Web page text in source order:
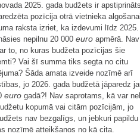
2025. gada budžets ir
pozīcija otrā vietnieka
raksta izriet, ka izdevumi līdz
nepilnu 20 000 euro apmērā. Nav
to, no kuras budžeta pozīcijas šie
Vai šī summa tiks segta no citu
Šāda amata izveide nozīmē arī
jo 2026. gada budžetā jāparedz
euro gadā?! Nav saprotams, kā var
kopumā vai citām pozīcijām, jo
nav bezgalīgs, un jebkuri papildu
nozīmē atteikšanos no kā cita.